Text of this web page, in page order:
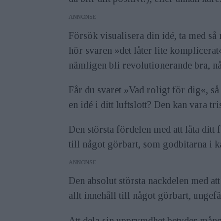
ANNONS
Försök visualisera din idé, ta med
hör svaren »det låter lite
nämligen bli revolutionerande bra,
Får du svaret »Vad roligt för dig«,
en idé i ditt luftslott? Den kan vara
Den största fördelen med att låta
till något görbart, som godbitarna i
ANNONS
Den absolut största nackdelen med
allt innehåll till något görbart,